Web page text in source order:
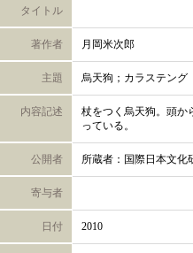
タイトル
著作者 月岡米次郎
主題 烏天狗；カラステング
内容記述
杖をつく烏天狗。頭か
っている。
公開者 所蔵者：国際日本文化
寄与者
日付 2010